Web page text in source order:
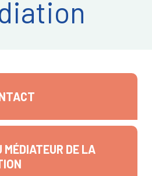
MÉDIATEUR DE LA